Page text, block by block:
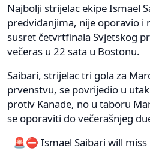
Najbolji strijelac ekipe Ismael
predviđanjima, nije oporavio i
susret četvrtfinala Svjetskog
večeras u 22 sata u Bostonu.
Saibari, strijelac tri gola za
prvenstvu, se povrijedio u
protiv Kanade, no u taboru
se oporaviti do večerašnjeg
🚨⛔️ Ismael Saibari will